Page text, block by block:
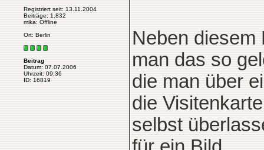
Registriert seit: 13.11.2004
Beiträge: 1.832
mika: Offline
Ort: Berlin
Beitrag
Datum: 07.07.2006
Uhrzeit: 09:36
ID: 16819
Neben diesem
man das so
die man über
die
selbst